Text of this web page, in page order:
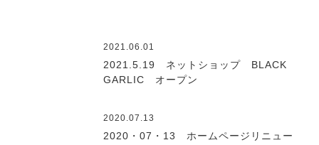
2021.06.01
2021.5.19 ネットショップ BLACK
GARLIC オープン
2020.07.13
2020・07・13 ホームページリニュー